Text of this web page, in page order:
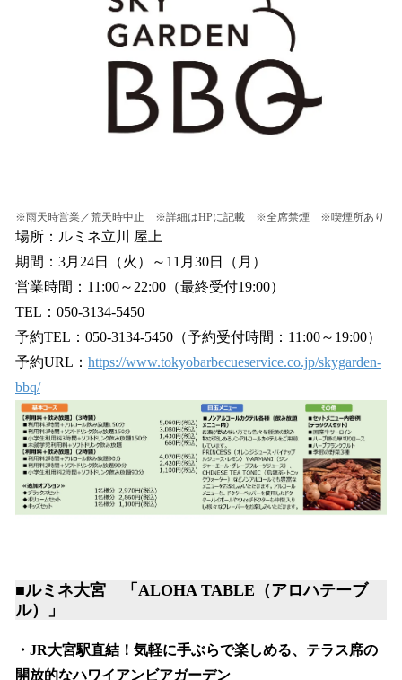
※雨天時営業／荒天時中止 ※詳細はHPに記載 ※全席禁煙 ※喫煙所あり
場所：ルミネ立川 屋上
期間：3月24日（火）～11月30日（月）
営業時間：11:00～22:00（最終受付19:00）
TEL：050-3134-5450
予約TEL：050-3134-5450（予約受付時間：11:00～19:00）
予約URL： https://www.tokyobarbecueservice.co.jp/skygarden-
bbq/
■ルミネ大宮 「ALOHA TABLE（アロハテーブ
ル）」
・JR大宮駅直結！気軽に手ぶらで楽しめる、テラス席の
開放的なハワイアンビアガーデン